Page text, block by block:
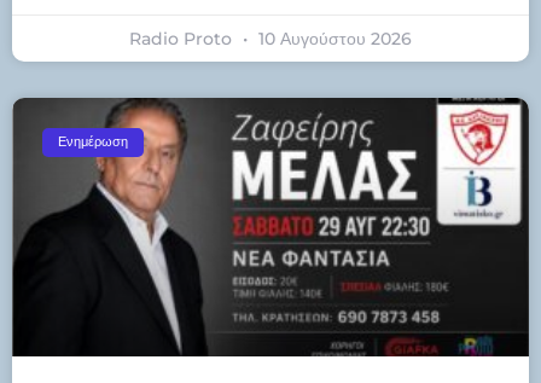
Radio Proto 10 Αυγούστου 2026
Ενημέρωση